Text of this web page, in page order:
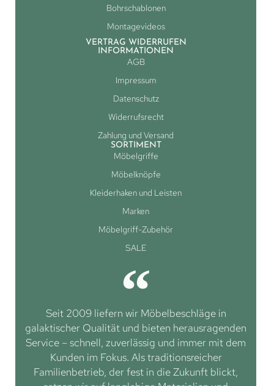
Bohrschablonen
Montagevideos
VERTRAG WIDERRUFEN
INFORMATIONEN
AGB
Impressum
Datenschutz
Widerrufsrecht
Zahlung und Versand
SORTIMENT
Möbelgriffe
Möbelknöpfe
Kleiderhaken und Leisten
Marken
Möbelgriff-Zubehör
SALE
Seit 2009 liefern wir Möbelbeschläge in
galaktischer Qualität und bieten herausragenden
Service – schnell, zuverlässig und immer mit dem
Kunden im Fokus. Als traditionsreicher
Familienbetrieb, der fest in die Zukunft blickt,